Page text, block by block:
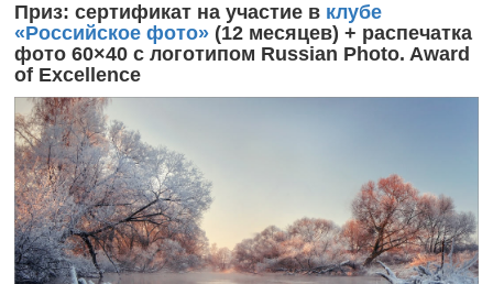
Приз: сертификат на участие в клубе
«Российское фото» (12 месяцев) + распечатка
фото 60×40 с логотипом Russian Photo. Award
of Excellence